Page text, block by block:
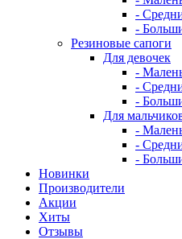
-
-
Резиновые сапоги
Для девочек
-
-
-
Для
-
-
-
Новинки
Производители
Акции
Хиты
Отзывы